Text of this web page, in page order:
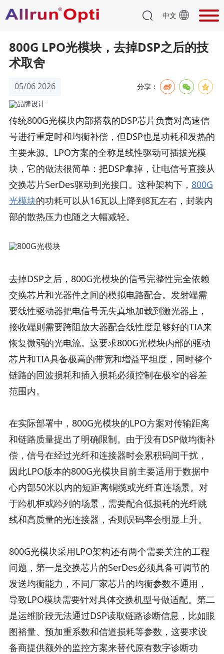
中文
800G LPO光模块，去掉DSP之后的技
术取舍
05/06 2026 分享：
传统800G光模块内部搭载的DSP芯片负责对高速信
号进行重定时和均衡补偿，但DSP也是功耗和发热的
主要来源。LPO方案的全称是线性驱动可插拔光模
块，它的做法很简单：把DSP拿掉，让电信号直接从
交换芯片SerDes驱动到光接口。这种架构下， 800G
光模块的功耗可以从16瓦以上降到8瓦左右，封装内
部的散热压力也随之大幅减轻。
去掉DSP之后，800G光模块的信号完整性完全依赖
交换芯片和光器件之间的模拟电路配合。发射端需
要线性驱动器把电信号无失真地加载到激光器上，
接收端则需要跨阻放大器配合线性度足够好的TIA来
恢复微弱的光电流。这要求800G光模块内部的驱动
芯片和TIA具备极高的带宽和增益平坦度，同时整个
链路的回波损耗和插入损耗必须控制在极窄的容差
范围内。
在实际部署中，800G光模块的LPO方案对传输距离
和链路质量提出了明确限制。由于没有DSP做均衡补
偿，信号在经过光纤和连接器时会累积码间干扰，
因此LPO版本的800G光模块目前主要适用于数据中
心内部50米以内的短距离铜缆或光纤直连场景。对
于跨机柜或跨列的场景，需要配合低损耗的光纤跳
线和高质量的光连接器，否则误码率会明显上升。
800G光模块采用LPO架构还有两个需要关注的工程
问题，第一是交换芯片的SerDes必须具备可调节的
发送均衡能力，不同厂家芯片的均衡参数不通用，
导致LPO模块需要针对具体交换机型号做适配。第二
是运维阶段无法通过DSP读取链路诊断信息，比如眼
图裕量、预加重系数和信道损耗等参数，这要求设
备商提供额外的监控方案来替代原有数字诊断功